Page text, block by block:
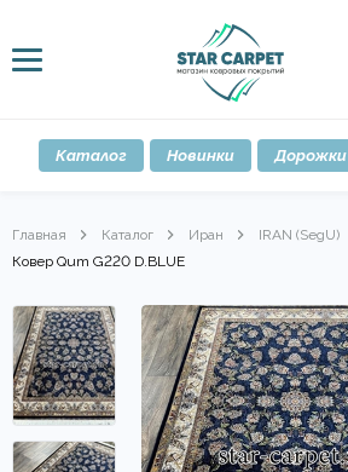
Каталог Новинки Дорожки
Главная Каталог Иран IRAN (SegU)
Ковер Qum G220 D.BLUE